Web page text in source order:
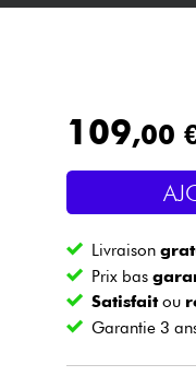
België
Nederland
Sono
Vents
Câbles &
109,00
Livraison
Prix bas
Satisfaitou
Garantie 3